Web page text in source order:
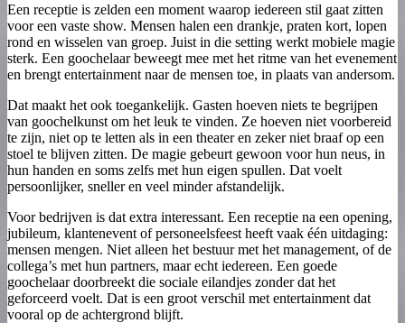
Een receptie is zelden een moment waarop iedereen stil gaat zitten
voor een vaste show. Mensen halen een drankje, praten kort, lopen
rond en wisselen van groep. Juist in die setting werkt mobiele magie
sterk. Een goochelaar beweegt mee met het ritme van het evenement
en brengt entertainment naar de mensen toe, in plaats van andersom.
Dat maakt het ook toegankelijk. Gasten hoeven niets te begrijpen
van goochelkunst om het leuk te vinden. Ze hoeven niet voorbereid
te zijn, niet op te letten als in een theater en zeker niet braaf op een
stoel te blijven zitten. De magie gebeurt gewoon voor hun neus, in
hun handen en soms zelfs met hun eigen spullen. Dat voelt
persoonlijker, sneller en veel minder afstandelijk.
Voor bedrijven is dat extra interessant. Een receptie na een opening,
jubileum, klantenevent of personeelsfeest heeft vaak één uitdaging:
mensen mengen. Niet alleen het bestuur met het management, of de
collega’s met hun partners, maar echt iedereen. Een goede
goochelaar doorbreekt die sociale eilandjes zonder dat het
geforceerd voelt. Dat is een groot verschil met entertainment dat
vooral op de achtergrond blijft.